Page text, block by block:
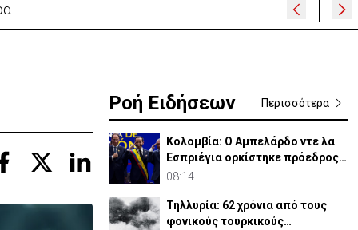
Ροή Ειδήσεων Περισσότερα
Κολομβία: Ο Αμπελάρδο ντε λα
Εσπριέγια ορκίστηκε πρόεδρος
της χώρας
08:14
Τηλλυρία: 62 χρόνια από τους
φονικούς τουρκικούς